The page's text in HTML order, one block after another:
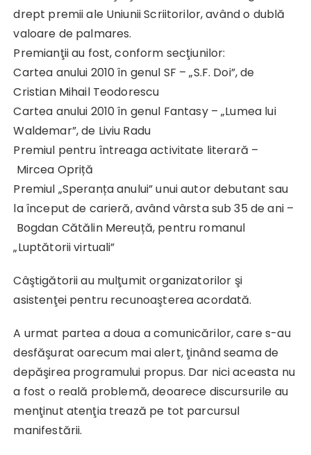
drept premii ale Uniunii Scriitorilor, având o dublă
valoare de palmares.
Premianţii au fost, conform secţiunilor:
Cartea anului 2010 în genul SF – „S.F. Doi”, de
Cristian Mihail Teodorescu
Cartea anului 2010 în genul Fantasy – „Lumea lui
Waldemar”, de Liviu Radu
Premiul pentru întreaga activitate literară –
Mircea Opriță
Premiul „Speranța anului” unui autor debutant sau
la început de carieră, având vârsta sub 35 de ani –
Bogdan Cătălin Mereuță, pentru romanul
„Luptătorii virtuali”
Câştigătorii au mulţumit organizatorilor şi
asistenţei pentru recunoaşterea acordată.
A urmat partea a doua a comunicărilor, care s-au
desfăşurat oarecum mai alert, ţinând seama de
depăşirea programului propus. Dar nici aceasta nu
a fost o reală problemă, deoarece discursurile au
menţinut atenţia trează pe tot parcursul
manifestării.